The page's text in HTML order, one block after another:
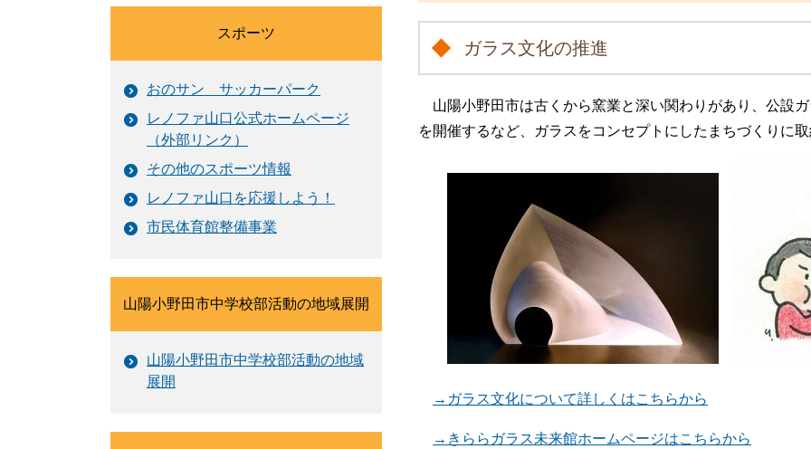
ガラス文化の推進
山陽小野田市は古くから窯業と深い関わりがあり、公設
を開催するなど、ガラスをコンセプトにしたまちづくりに
→ガラス文化について詳しくはこちらから
→きららガラス未来館ホームページはこちらから
スポーツ
おのサン サッカーパーク
レノファ山口公式ホームページ
（外部リンク）
その他のスポーツ情報
レノファ山口を応援しよう！
市民体育館整備事業
山陽小野田市中学校部活動の地域展開
山陽小野田市中学校部活動の地域
展開